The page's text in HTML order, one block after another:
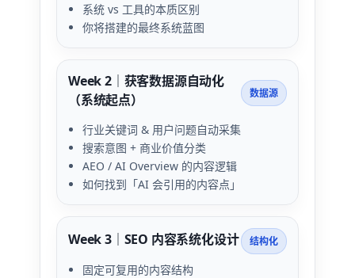
系统 vs 工具的本质区别
你将搭建的最终系统蓝图
Week 2｜获客数据源自动化
（系统起点）
数据源
行业关键词 & 用户问题自动采集
搜索意图 + 商业价值分类
AEO / AI Overview 的内容逻辑
如何找到「AI 会引用的内容点」
Week 3｜SEO 内容系统化设计 结构化
固定可复用的内容结构